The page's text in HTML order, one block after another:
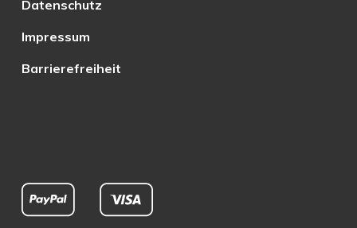
Datenschutz
Impressum
Barrierefreiheit